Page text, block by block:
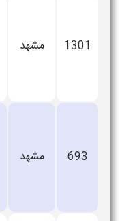
1301 مشهد
693 مشهد